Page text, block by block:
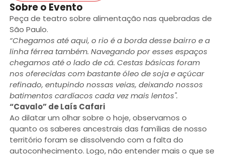
Sobre o Evento
Peça de teatro sobre alimentação nas quebradas de
São Paulo.
“Chegamos até aqui, o rio é a borda desse bairro e a
linha férrea também. Navegando por esses espaços
chegamos até o lado de cá. Cestas básicas foram
nos oferecidas com bastante óleo de soja e açúcar
refinado, entupindo nossas veias, deixando nossos
batimentos cardíacos cada vez mais lentos".
“Cavalo” de Laís Cafari
Ao dilatar um olhar sobre o hoje, observamos o
quanto os saberes ancestrais das famílias de nosso
território foram se dissolvendo com a falta do
autoconhecimento. Logo, não entender mais o que se